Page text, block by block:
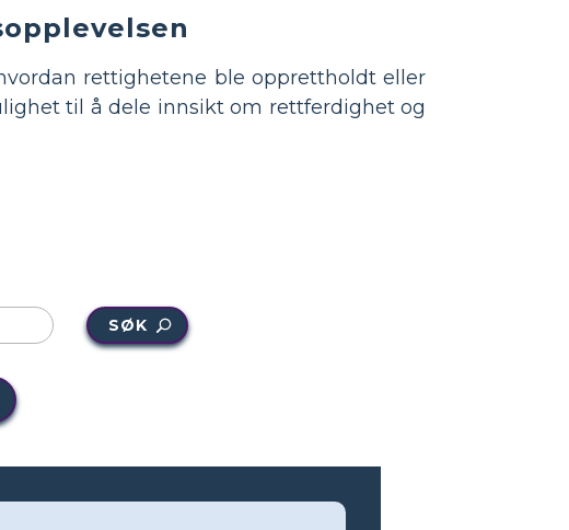
rettighetene ble opprettholdt eller
til å dele innsikt om rettferdighet og
SØK